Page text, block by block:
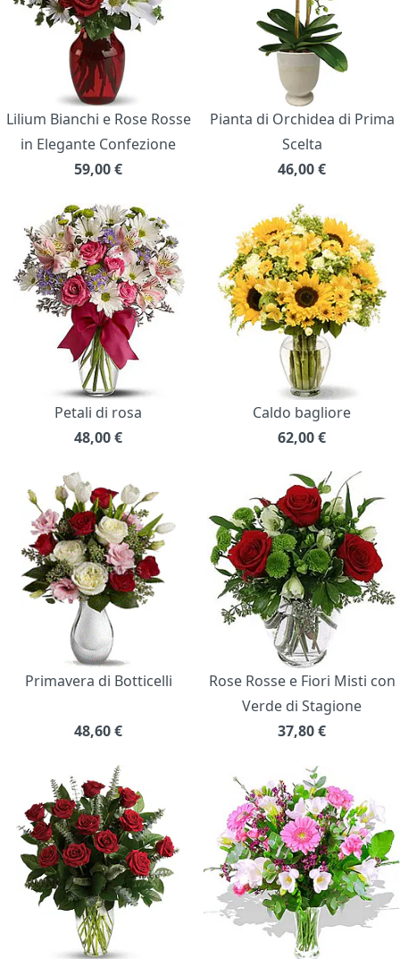
Lilium Bianchi e Rose Rosse
in Elegante Confezione
59,00€
Pianta di Orchidea di Prima
Scelta
46,00€
Petali di rosa
48,00€
Caldo bagliore
62,00€
Primavera di Botticelli
48,60€
Rose Rosse e Fiori Misti con
Verde di Stagione
37,80€